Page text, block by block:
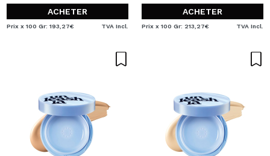
ACHETER
Prix x 100 Gr: 193,27€ TVA Incl.
ACHETER
Prix x 100 Gr: 213,27€ TVA Incl.